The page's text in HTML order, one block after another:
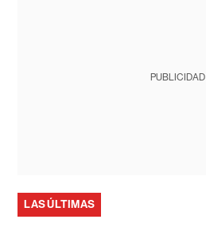
PUBLICIDAD
LAS ÚLTIMAS